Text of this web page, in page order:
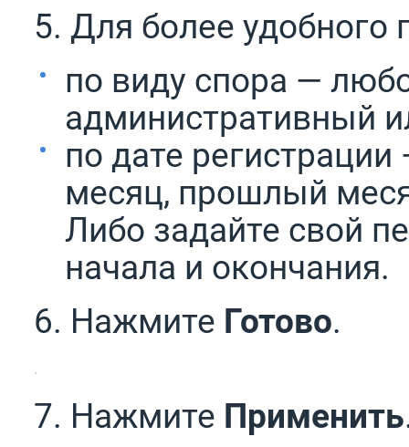
5. Для более
по виду спора —
административный
по дате
месяц, прошлый
Либо задайте свой
начала и окончания.
6. Нажмите Готово.
7. Нажмите Применить